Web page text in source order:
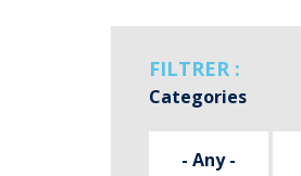
FILTRER :
Categories
- Any -